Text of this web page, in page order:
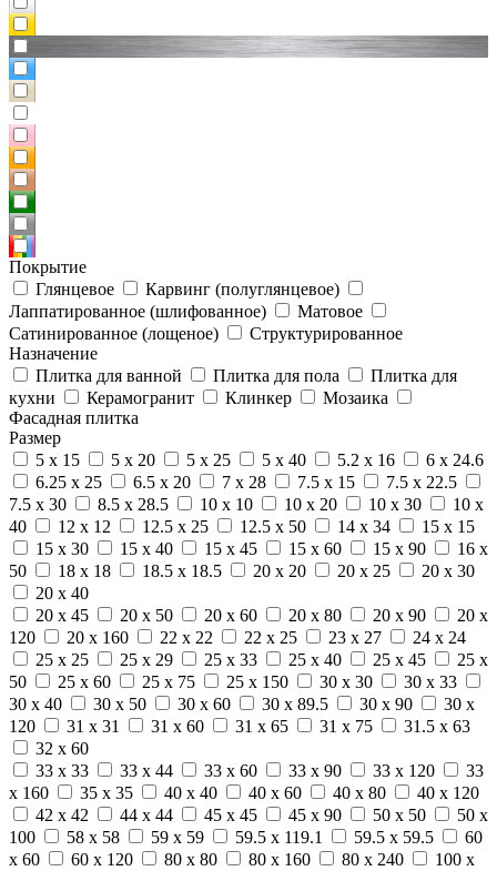
Покрытие
Глянцевое
Карвинг (полуглянцевое)
Лаппатированное (шлифованное)
Матовое
Сатинированное (лощеное)
Структурированное
Назначение
Плитка для ванной
Плитка для пола
Плитка для
кухни
Керамогранит Клинкер
Мозаика
Фасадная плитка
Размер
5 x 15
5 x 20 5 x 25 5 x 40 5.2 x 16
6 x 24.6
6.25 x 25
6.5 x 20 7 x 28 7.5 x 15
7.5 x 22.5
7.5 x 30
8.5 x 28.5 10 x 10 10 x 20 10 x 30
10 x
40
12 x 12 12.5 x 25 12.5 x 50 14 x 34
15 x 15
15 x 30
15 x 40 15 x 45 15 x 60 15 x 90
16 x
50
18 x 18 18.5 x 18.5 20 x 20 20 x 25
20 x 30
20 x 40
20 x 45
20 x 50 20 x 60 20 x 80 20 x 90
20 x
120
20 x 160 22 x 22 22 x 25 23 x 27
24 x 24
25 x 25
25 x 29 25 x 33 25 x 40 25 x 45
25 x
50
25 x 60 25 x 75 25 x 150 30 x 30
30 x 33
30 x 40
30 x 50 30 x 60 30 x 89.5 30 x 90
30 x
120
31 x 31 31 x 60 31 x 65 31 x 75
31.5 x 63
32 x 60
33 x 33
33 x 44 33 x 60 33 x 90 33 x 120
33
x 160
35 x 35 40 x 40 40 x 60 40 x 80
40 x 120
42 x 42
44 x 44 45 x 45 45 x 90 50 x 50
50 x
100
58 x 58 59 x 59 59.5 x 119.1 59.5 x 59.5
60
x 60
60 x 120 80 x 80 80 x 160 80 x 240
100 x